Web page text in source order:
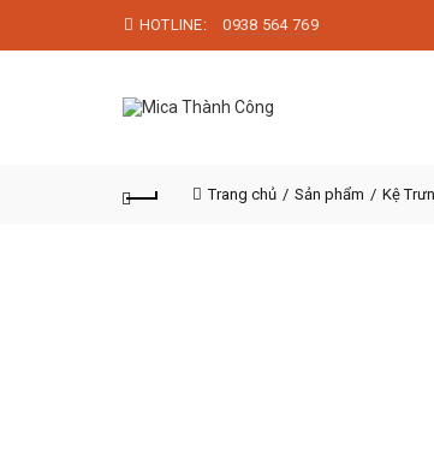
HOTLINE: 0938 564 769
Trang chủ Sản phẩm Kệ